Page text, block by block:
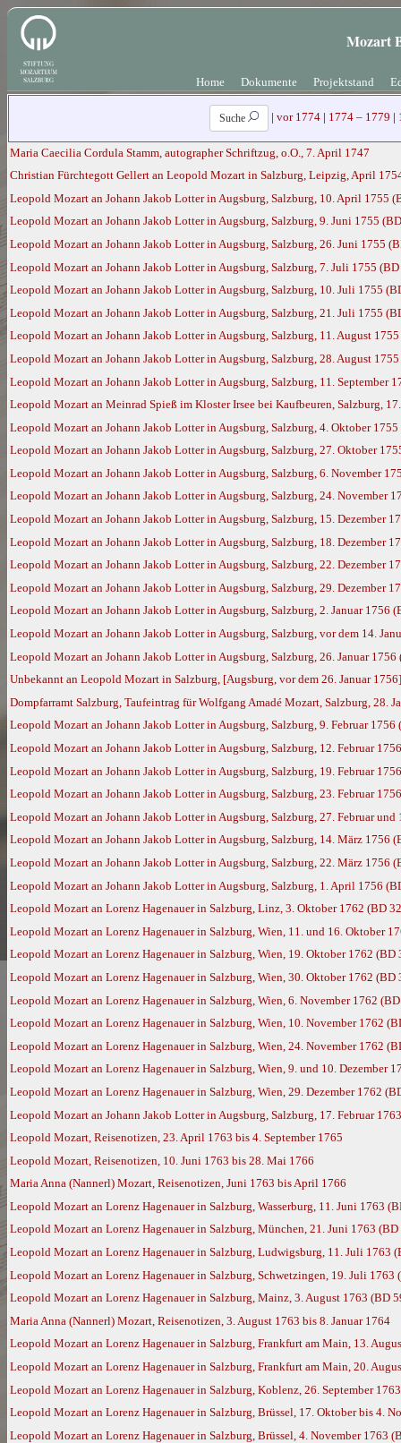
Mozart
Home Dokumente Projektstand
Suche | vor 1774| 1774 – 1779 |
Maria Caecilia Cordula Stamm, autographer Schriftzug, o.O., 7. April 1747
Christian Fürchtegott Gellert an Leopold Mozart in Salzburg, Leipzig, April
Leopold Mozart an Johann Jakob Lotter in Augsburg, Salzburg, 10. April 1755
Leopold Mozart an Johann Jakob Lotter in Augsburg, Salzburg, 9. Juni 1755
Leopold Mozart an Johann Jakob Lotter in Augsburg, Salzburg, 26. Juni 1755
Leopold Mozart an Johann Jakob Lotter in Augsburg, Salzburg, 7. Juli 1755
Leopold Mozart an Johann Jakob Lotter in Augsburg, Salzburg, 10. Juli 1755
Leopold Mozart an Johann Jakob Lotter in Augsburg, Salzburg, 21. Juli 1755
Leopold Mozart an Johann Jakob Lotter in Augsburg, Salzburg, 11. August
Leopold Mozart an Johann Jakob Lotter in Augsburg, Salzburg, 28. August
Leopold Mozart an Johann Jakob Lotter in Augsburg, Salzburg, 11. September
Leopold Mozart an Meinrad Spieß im Kloster Irsee bei Kaufbeuren, Salzburg,
Leopold Mozart an Johann Jakob Lotter in Augsburg, Salzburg, 4. Oktober
Leopold Mozart an Johann Jakob Lotter in Augsburg, Salzburg, 27. Oktober
Leopold Mozart an Johann Jakob Lotter in Augsburg, Salzburg, 6. November
Leopold Mozart an Johann Jakob Lotter in Augsburg, Salzburg, 24. November
Leopold Mozart an Johann Jakob Lotter in Augsburg, Salzburg, 15. Dezember
Leopold Mozart an Johann Jakob Lotter in Augsburg, Salzburg, 18. Dezember
Leopold Mozart an Johann Jakob Lotter in Augsburg, Salzburg, 22. Dezember
Leopold Mozart an Johann Jakob Lotter in Augsburg, Salzburg, 29. Dezember
Leopold Mozart an Johann Jakob Lotter in Augsburg, Salzburg, 2. Januar 1756
Leopold Mozart an Johann Jakob Lotter in Augsburg, Salzburg, vor dem 14.
Leopold Mozart an Johann Jakob Lotter in Augsburg, Salzburg, 26. Januar 1756
Unbekannt an Leopold Mozart in Salzburg, [Augsburg, vor dem 26. Januar
Dompfarramt Salzburg, Taufeintrag für Wolfgang Amadé Mozart, Salzburg, 28.
Leopold Mozart an Johann Jakob Lotter in Augsburg, Salzburg, 9. Februar 1756
Leopold Mozart an Johann Jakob Lotter in Augsburg, Salzburg, 12. Februar
Leopold Mozart an Johann Jakob Lotter in Augsburg, Salzburg, 19. Februar
Leopold Mozart an Johann Jakob Lotter in Augsburg, Salzburg, 23. Februar
Leopold Mozart an Johann Jakob Lotter in Augsburg, Salzburg, 27. Februar und
Leopold Mozart an Johann Jakob Lotter in Augsburg, Salzburg, 14. März 1756
Leopold Mozart an Johann Jakob Lotter in Augsburg, Salzburg, 22. März 1756
Leopold Mozart an Johann Jakob Lotter in Augsburg, Salzburg, 1. April 1756
Leopold Mozart an Lorenz Hagenauer in Salzburg, Linz, 3. Oktober 1762 (BD
Leopold Mozart an Lorenz Hagenauer in Salzburg, Wien, 11. und 16. Oktober
Leopold Mozart an Lorenz Hagenauer in Salzburg, Wien, 19. Oktober 1762 (BD
Leopold Mozart an Lorenz Hagenauer in Salzburg, Wien, 30. Oktober 1762 (BD
Leopold Mozart an Lorenz Hagenauer in Salzburg, Wien, 6. November 1762
Leopold Mozart an Lorenz Hagenauer in Salzburg, Wien, 10. November 1762
Leopold Mozart an Lorenz Hagenauer in Salzburg, Wien, 24. November 1762
Leopold Mozart an Lorenz Hagenauer in Salzburg, Wien, 9. und 10. Dezember
Leopold Mozart an Lorenz Hagenauer in Salzburg, Wien, 29. Dezember 1762
Leopold Mozart an Johann Jakob Lotter in Augsburg, Salzburg, 17. Februar
Leopold Mozart, Reisenotizen, 23. April 1763 bis 4. September 1765
Leopold Mozart, Reisenotizen, 10. Juni 1763 bis 28. Mai 1766
Maria Anna (Nannerl) Mozart, Reisenotizen, Juni 1763 bis April 1766
Leopold Mozart an Lorenz Hagenauer in Salzburg, Wasserburg, 11. Juni 1763
Leopold Mozart an Lorenz Hagenauer in Salzburg, München, 21. Juni 1763 (BD
Leopold Mozart an Lorenz Hagenauer in Salzburg, Ludwigsburg, 11. Juli 1763
Leopold Mozart an Lorenz Hagenauer in Salzburg, Schwetzingen, 19. Juli 1763
Leopold Mozart an Lorenz Hagenauer in Salzburg, Mainz, 3. August 1763 (BD
Maria Anna (Nannerl) Mozart, Reisenotizen, 3. August 1763 bis 8. Januar 1764
Leopold Mozart an Lorenz Hagenauer in Salzburg, Frankfurt am Main, 13.
Leopold Mozart an Lorenz Hagenauer in Salzburg, Frankfurt am Main, 20.
Leopold Mozart an Lorenz Hagenauer in Salzburg, Koblenz, 26. September
Leopold Mozart an Lorenz Hagenauer in Salzburg, Brüssel, 17. Oktober bis 4.
Leopold Mozart an Lorenz Hagenauer in Salzburg, Brüssel, 4. November 1763